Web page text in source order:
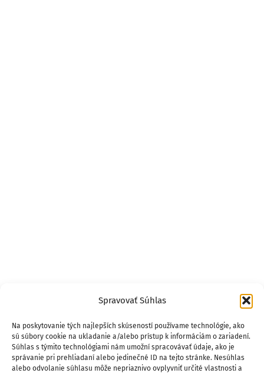
Spravovať Súhlas
Na poskytovanie tých najlepších skúseností používame technológie, ako
sú súbory cookie na ukladanie a/alebo prístup k informáciám o zariadení.
Súhlas s týmito technológiami nám umožní spracovávať údaje, ako je
správanie pri prehliadaní alebo jedinečné ID na tejto stránke. Nesúhlas
alebo odvolanie súhlasu môže nepriaznivo ovplyvniť určité vlastnosti a